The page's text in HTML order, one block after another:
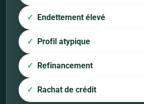
Endettement élevé
Profil atypique
Refinancement
Rachat de crédit